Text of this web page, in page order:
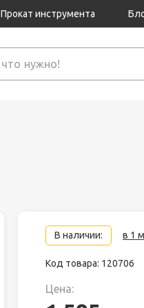
Прокат инструмента
В наличии: в 1
Код товара: 120706
Цена: